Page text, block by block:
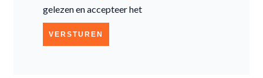
gelezen en accepteer het
VERSTUREN